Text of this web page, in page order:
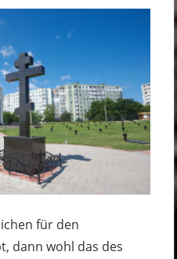
für den
dann wohl das des